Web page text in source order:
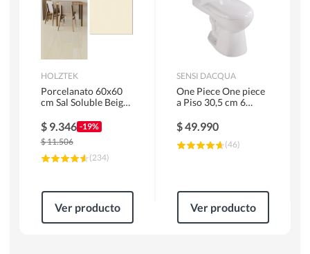
HOLZTEK
Porcelanato 60x60
cm Sal Soluble Beige
$ 9.346 -19%
$11.506
(234)
Ver producto
SENSI DACQUA
One Piece One piece
a Piso 30,5 cm 6
$49.990
(46)
Ver producto